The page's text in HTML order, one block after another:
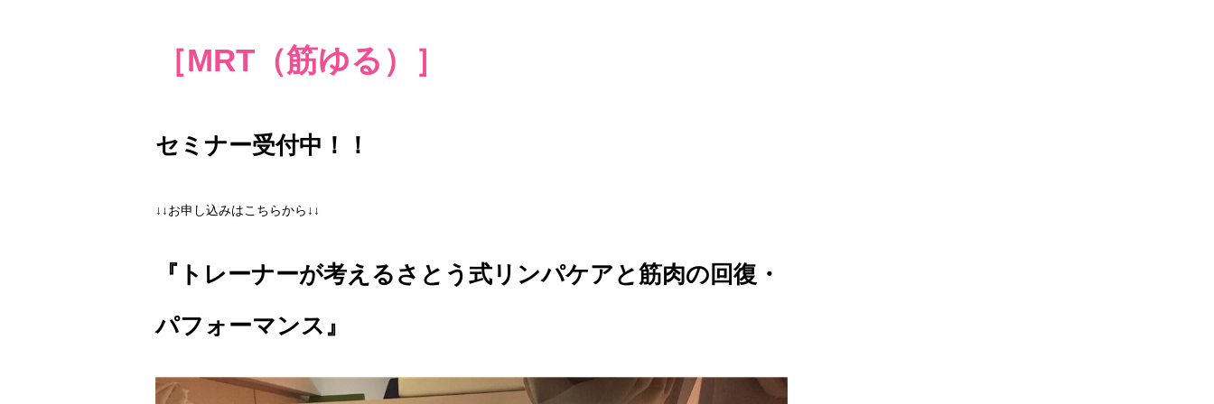
［MRT（筋ゆる）］
セミナー受付中！！
↓↓お申し込みはこちらから↓↓
『トレーナーが考えるさとう式リンパケアと筋肉の回復・
パフォーマンス』